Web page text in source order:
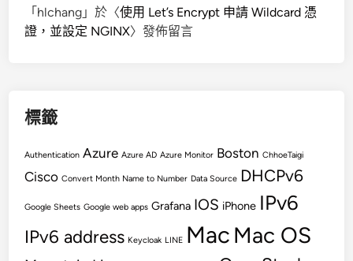
「 hlchang 」於〈使用 Let’s Encrypt 申請 Wildcard 憑
證，並設定 NGINX〉發佈留言
標籤
Authentication Azure Azure AD Azure Monitor Boston ChhoeTaigi
Cisco Convert Month Name to Number Data Source DHCPv6
Google Sheets Google web apps Grafana IOS iPhone IPv6
IPv6 address Keycloak LINE Mac Mac OS